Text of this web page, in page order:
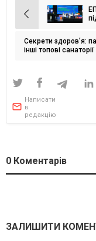
Навігація
записів
Секрети здоров’я:
інші топові
Написати
в
редакцію
0 Коментарів
ЗАЛИШИТИ